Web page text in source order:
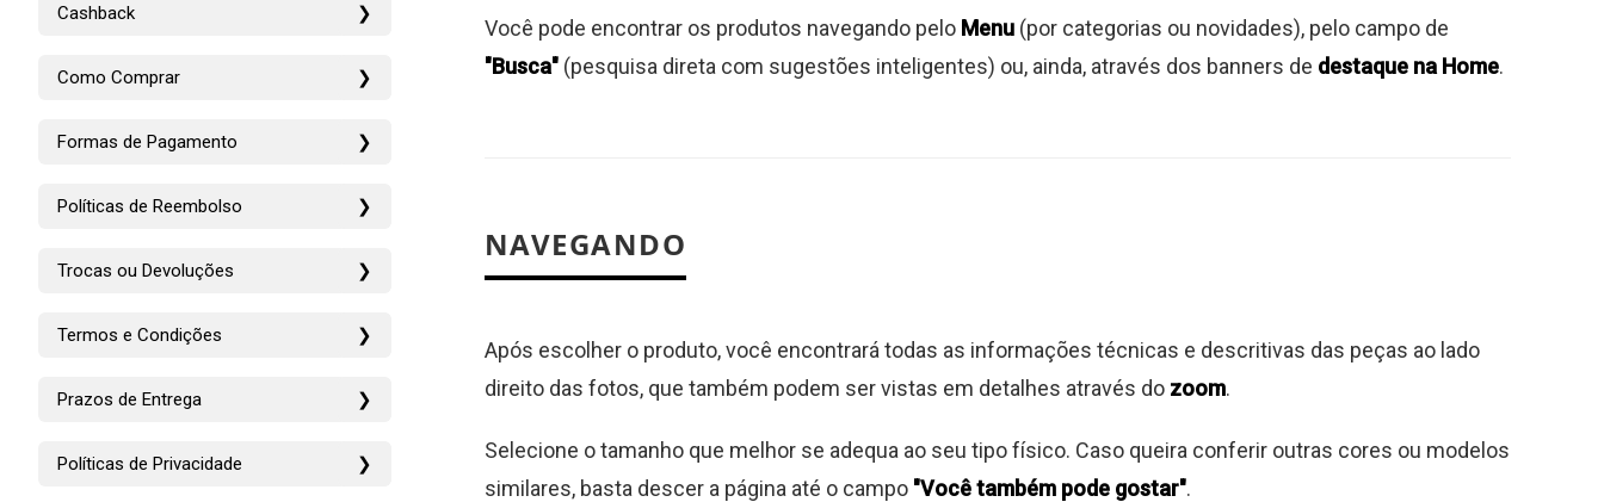
Cashback ❯
Como Comprar ❯
Formas de Pagamento ❯
Políticas de Reembolso ❯
Trocas ou Devoluções ❯
Termos e Condições ❯
Prazos de Entrega ❯
Políticas de Privacidade ❯
Você pode encontrar os produtos navegando pelo Menu(por categorias ou novidades), pelo campo de
"Busca"(pesquisa direta com sugestões inteligentes) ou, ainda, através dos banners de destaque na Home.
NAVEGANDO
Após escolher o produto, você encontrará todas as informações técnicas e descritivas das peças ao lado
direito das fotos, que também podem ser vistas em detalhes através do zoom.
Selecione o tamanho que melhor se adequa ao seu tipo físico. Caso queira conferir outras cores ou modelos
similares, basta descer a página até o campo "Você também pode gostar".